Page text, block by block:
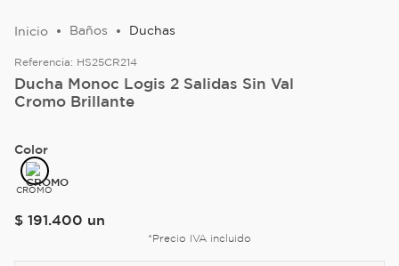
Baños Duchas
Referencia: HS25CR214
Ducha Monoc Logis 2 Salidas Sin Val
Cromo Brillante
Color
CROMO
$ 191.400 un
*Precio IVA incluido